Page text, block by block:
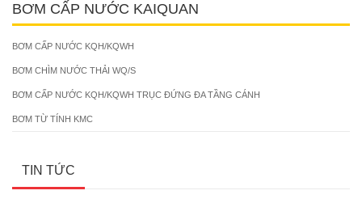
BƠM CẤP NƯỚC KAIQUAN
BƠM CẤP NƯỚC KQH/KQWH
BƠM CHÌM NƯỚC THẢI WQ/S
BƠM CẤP NƯỚC KQH/KQWH TRỤC ĐỨNG ĐA TẦNG CÁNH
BƠM TỪ TÍNH KMC
TIN TỨC